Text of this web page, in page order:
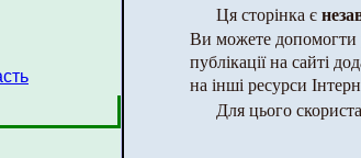
Ця сторінка є
Ви можете допомогти
публікації на сайті
на інші ресурси
Для цього